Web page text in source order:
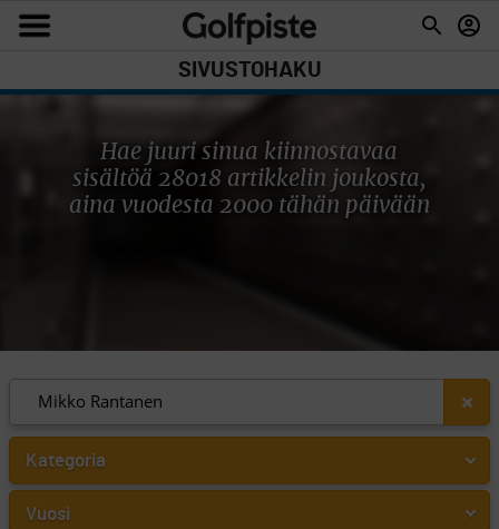
SIVUSTOHAKU
Hae juuri sinua kiinnostavaa
sisältöä 28018 artikkelin joukosta,
aina vuodesta 2000 tähän päivään